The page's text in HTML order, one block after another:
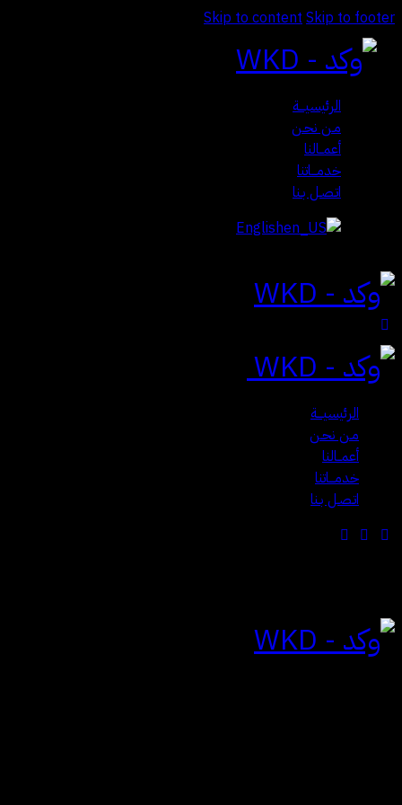
Skip to contentSkip to footer
الرئيسيـــة
مـن نحـن
أعمــالنا
خدمـــاتنا
اتـصـل بـنا
English
الرئيسيـــة
مـن نحـن
أعمــالنا
خدمـــاتنا
اتـصـل بـنا